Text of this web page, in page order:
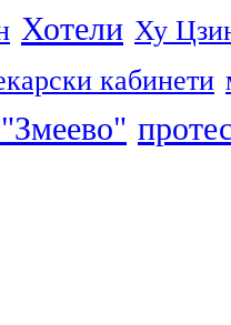
Хотели Ху
кабинети